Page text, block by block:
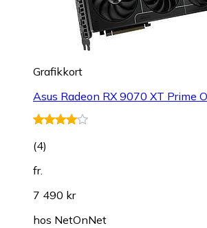
Grafikkort
Asus Radeon RX 9070 XT Prime
(4)
fr.
7 490 kr
hos NetOnNet